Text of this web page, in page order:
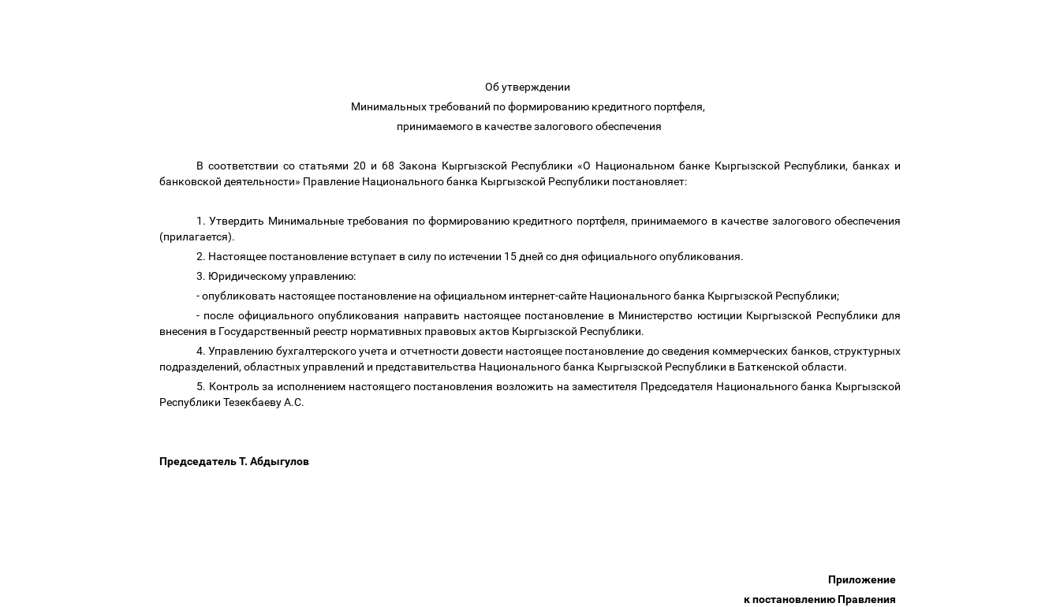
Об утверждении
Минимальных требований по формированию кредитного портфеля,
принимаемого в качестве залогового обеспечения
В соответствии со статьями 20 и 68 Закона Кыргызской Республики «О Национальном банке Кыргызской Республики, банках и
банковской деятельности» Правление Национального банка Кыргызской Республики постановляет:
1. Утвердить Минимальные требования по формированию кредитного портфеля, принимаемого в качестве залогового обеспечения
(прилагается).
2. Настоящее постановление вступает в силу по истечении 15 дней со дня официального опубликования.
3. Юридическому управлению:
- опубликовать настоящее постановление на официальном интернет-сайте Национального банка Кыргызской Республики;
- после официального опубликования направить настоящее постановление в Министерство юстиции Кыргызской Республики для
внесения в Государственный реестр нормативных правовых актов Кыргызской Республики.
4. Управлению бухгалтерского учета и отчетности довести настоящее постановление до сведения коммерческих банков, структурных
подразделений, областных управлений и представительства Национального банка Кыргызской Республики в Баткенской области.
5. Контроль за исполнением настоящего постановления возложить на заместителя Председателя Национального банка Кыргызской
Республики Тезекбаеву А.С.
Председатель Т. Абдыгулов
Приложение
к постановлению Правления